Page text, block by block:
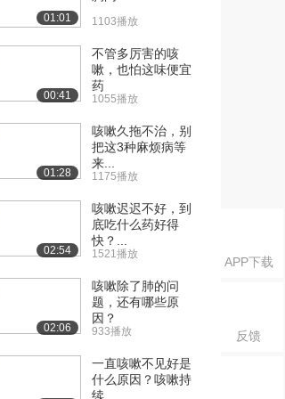
APP下载
反馈
01:01 1103播放
00:41
不管多厉害的咳
嗽，也怕这味便宜
药
1055播放
01:28
咳嗽久拖不治，别
把这3种麻烦病等
来...
1175播放
02:54
咳嗽迟迟不好，到
底吃什么药好得
快？...
1521播放
02:06
咳嗽除了肺的问
题，还有哪些原
因？
933播放
一直咳嗽不见好是
什么原因？咳嗽持
续...